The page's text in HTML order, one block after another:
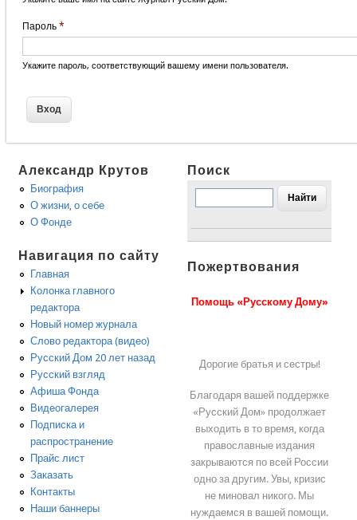
Пароль *
Укажите пароль, соответствующий вашему имени пользователя.
Александр Крутов
Биография
О жизни, о себе
О Фонде
Навигация по сайту
Главная
Колонка главного
редактора
Новый номер журнала
Слово редактора (видео)
Русский Дом 20 лет назад
Русский взгляд
Афиша Фонда
Видеогалерея
Подписка и
распространение
Прайс лист
Заказать
Контакты
Наши баннеры
Поиск
Пожертвования
Помощь «Русскому Дому»
Дорогие братья и сестры!
Благодаря вашей поддержке
«Русский Дом» продолжает
выходить в то время, когда
православные издания
закрываются по всей России
одно за другим. Увы, кризис
не миновал никого. Мы
нуждаемся в вашей помощи.